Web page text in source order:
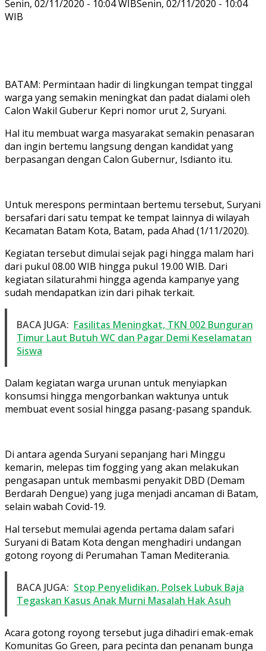
Senin, 02/11/2020 - 10:04 WIBSenin, 02/11/2020 - 10:04
WIB
BATAM: Permintaan hadir di lingkungan tempat tinggal
warga yang semakin meningkat dan padat dialami oleh
Calon Wakil Guberur Kepri nomor urut 2, Suryani.
Hal itu membuat warga masyarakat semakin penasaran
dan ingin bertemu langsung dengan kandidat yang
berpasangan dengan Calon Gubernur, Isdianto itu.
Untuk merespons permintaan bertemu tersebut, Suryani
bersafari dari satu tempat ke tempat lainnya di wilayah
Kecamatan Batam Kota, Batam, pada Ahad (1/11/2020).
Kegiatan tersebut dimulai sejak pagi hingga malam hari
dari pukul 08.00 WIB hingga pukul 19.00 WIB. Dari
kegiatan silaturahmi hingga agenda kampanye yang
sudah mendapatkan izin dari pihak terkait.
BACA JUGA: Fasilitas Meningkat, TKN 002 Bunguran
Timur Laut Butuh WC dan Pagar Demi Keselamatan
Siswa
Dalam kegiatan warga urunan untuk menyiapkan
konsumsi hingga mengorbankan waktunya untuk
membuat event sosial hingga pasang-pasang spanduk.
Di antara agenda Suryani sepanjang hari Minggu
kemarin, melepas tim fogging yang akan melakukan
pengasapan untuk membasmi penyakit DBD (Demam
Berdarah Dengue) yang juga menjadi ancaman di Batam,
selain wabah Covid-19.
Hal tersebut memulai agenda pertama dalam safari
Suryani di Batam Kota dengan menghadiri undangan
gotong royong di Perumahan Taman Mediterania.
BACA JUGA: Stop Penyelidikan, Polsek Lubuk Baja
Tegaskan Kasus Anak Murni Masalah Hak Asuh
Acara gotong royong tersebut juga dihadiri emak-emak
Komunitas Go Green, para pecinta dan penanam bunga